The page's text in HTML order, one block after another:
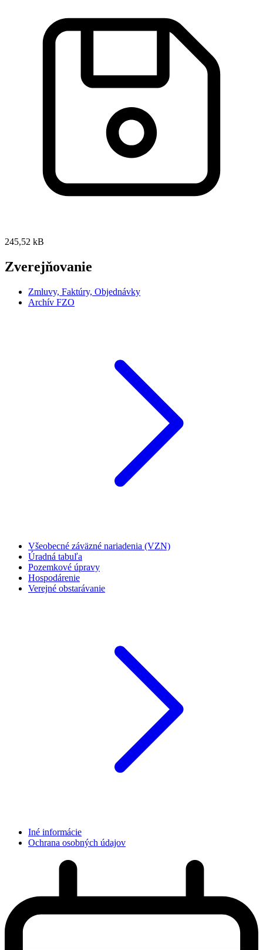
245,52 kB
Zverejňovanie
Zmluvy, Faktúry, Objednávky
Archív FZO
Všeobecné záväzné nariadenia (VZN)
Úradná tabuľa
Pozemkové úpravy
Hospodárenie
Verejné obstarávanie
Iné informácie
Ochrana osobných údajov